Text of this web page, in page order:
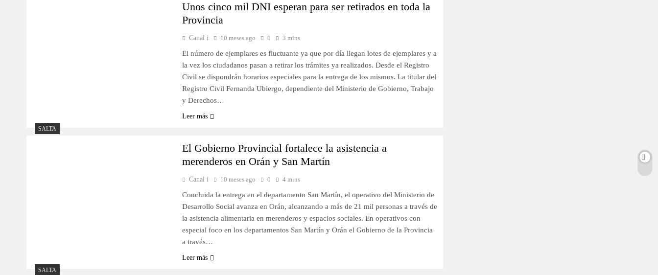
Unos cinco mil DNI esperan para ser retirados en toda la
Provincia
Canal i 10 meses ago 0 3 mins
El número de ejemplares es fluctuante ya que por día llegan lotes de ejemplares y a
la vez los ciudadanos pasan a retirar los trámites ya realizados. Desde el Registro
Civil se dispondrán horarios especiales para la entrega de los mismos. La titular del
Registro Civil Fernanda Ubiergo, dependiente del Ministerio de Gobierno, Trabajo
y Derechos…
Leer más
SALTA
El Gobierno Provincial fortalece la asistencia a
merenderos en Orán y San Martín
Canal i 10 meses ago 0 4 mins
Concluida la entrega en el departamento San Martín, el operativo del Ministerio de
Desarrollo Social avanza en Orán, alcanzando a más de 21 mil personas a través de
la asistencia alimentaria en merenderos y espacios sociales. En operativos con
especial foco en los departamentos San Martín y Orán el Gobierno de la Provincia
a través…
Leer más
SALTA